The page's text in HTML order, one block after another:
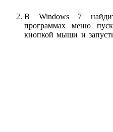
В Windows 7
программах меню
кнопкой мыши и